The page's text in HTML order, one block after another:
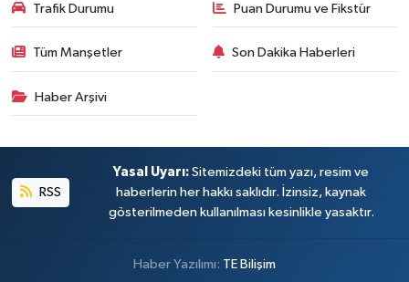
Trafik Durumu Puan Durumu ve Fikstür
Tüm Manşetler Son Dakika Haberleri
Haber Arşivi
RSS
Yasal Uyarı: Sitemizdeki tüm yazı, resim ve
haberlerin her hakkı saklıdır. İzinsiz, kaynak
gösterilmeden kullanılması kesinlikle yasaktır.
Haber Yazılımı: TE Bilişim